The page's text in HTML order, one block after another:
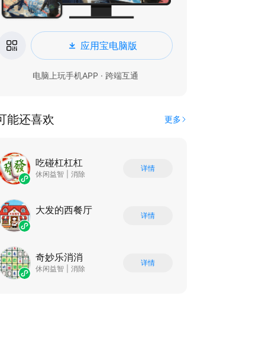
应用宝电脑版
电脑上玩手机APP · 跨端互通
能还喜欢 更多
吃碰杠杠杠
休闲益智 消除
详情
大发的西餐厅 详情
奇妙乐消消
休闲益智 消除
详情